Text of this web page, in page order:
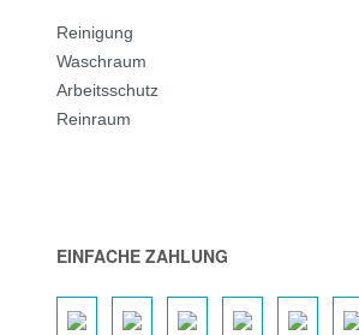
Reinigung
Waschraum
Arbeitsschutz
Reinraum
EINFACHE ZAHLUNG